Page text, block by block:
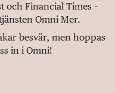
och Financial Times –
Omni Mer.
besvär, men hoppas
in i Omni!